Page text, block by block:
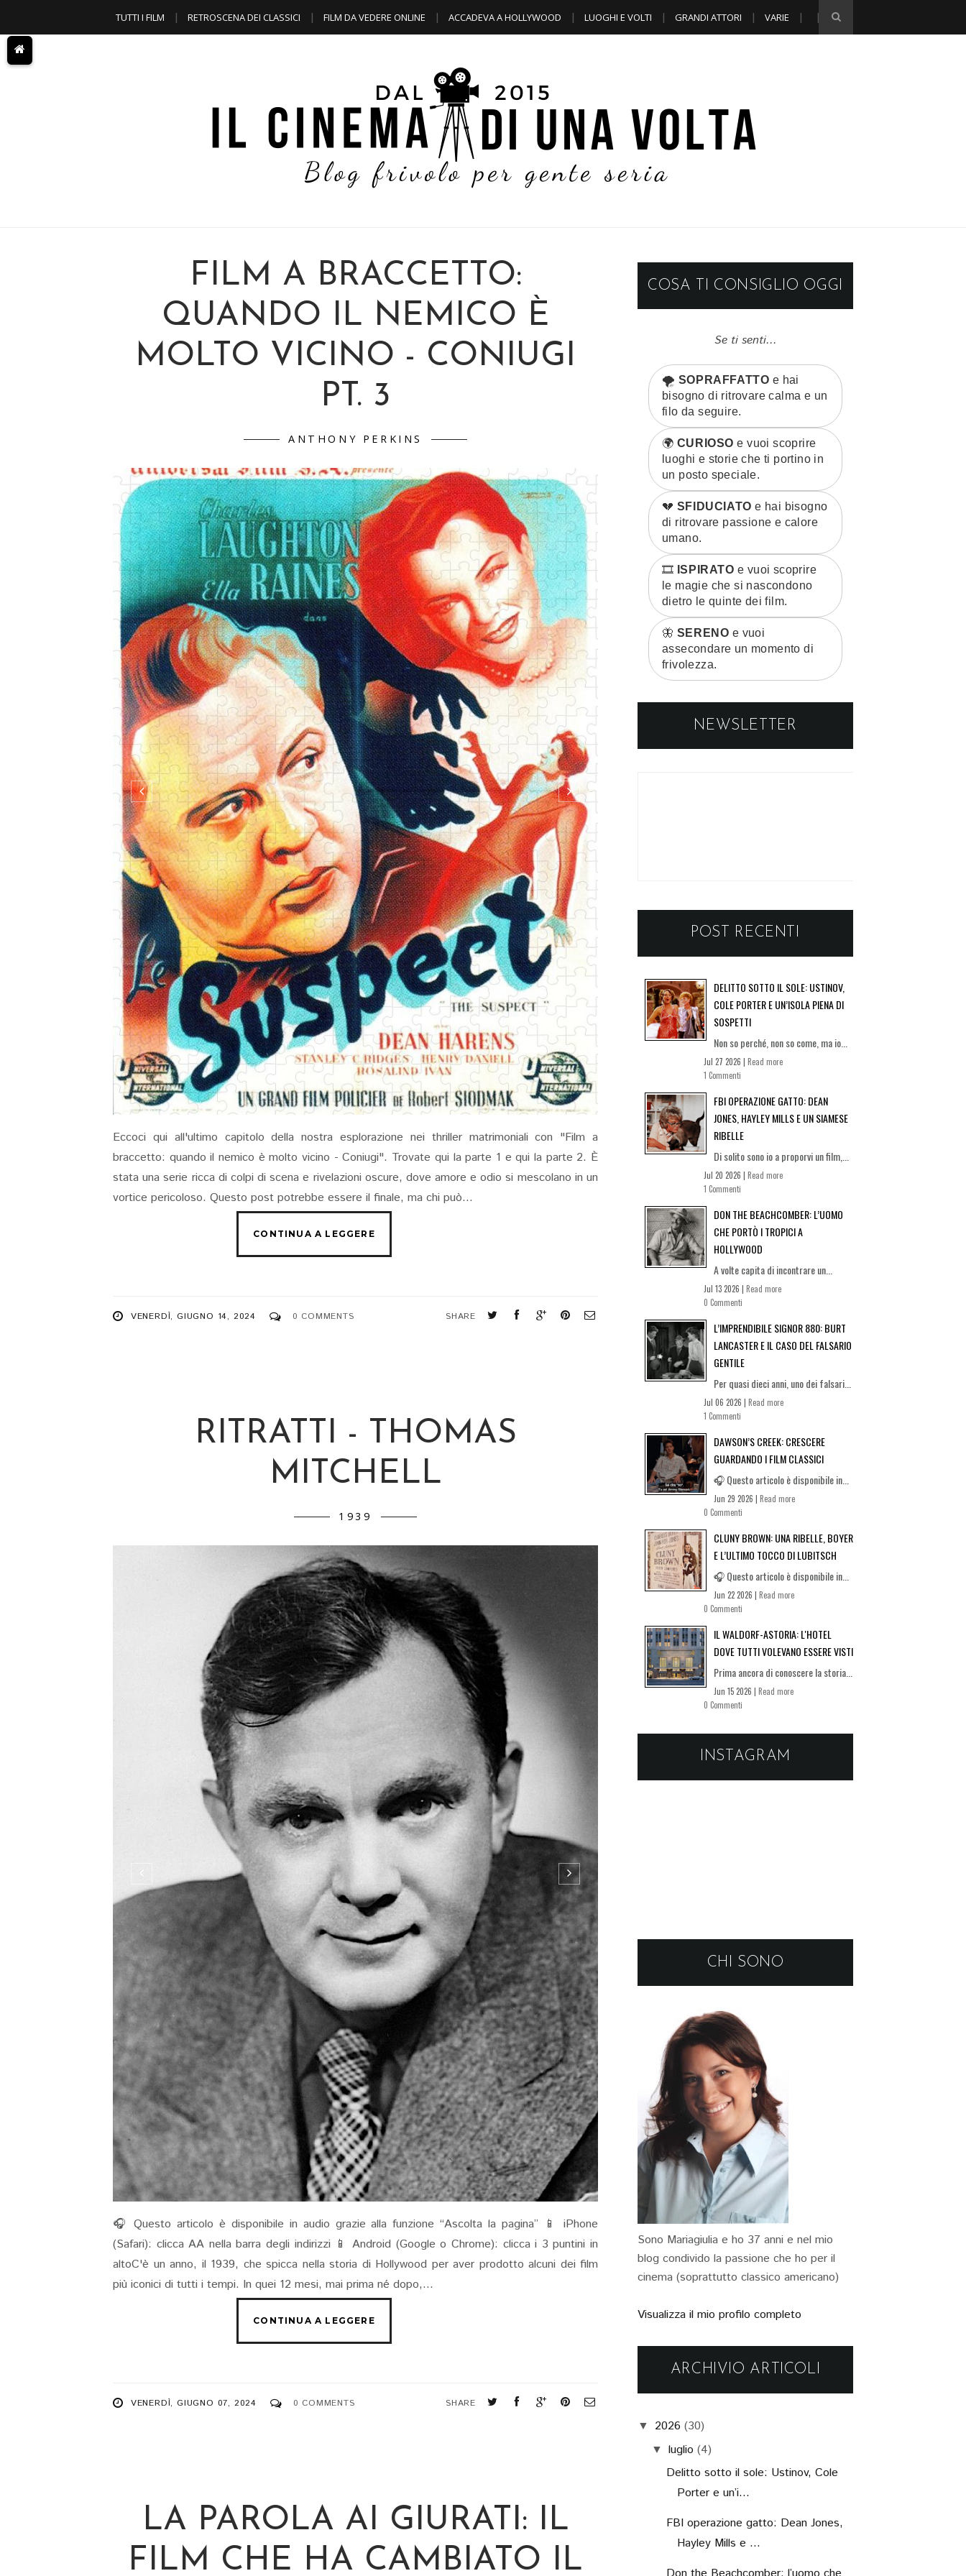
TUTTI I FILM RETROSCENA DEI CLASSICI FILM DA VEDERE ONLINE ACCADEVA A HOLLYWOOD LUOGHI E VOLTI GRANDI ATTORI VARIE
FILM A BRACCETTO:
QUANDO IL NEMICO È
MOLTO VICINO - CONIUGI
PT. 3
ANTHONY PERKINS
Eccoci qui all'ultimo capitolo della nostra esplorazione nei thriller matrimoniali con "Film a
braccetto: quando il nemico è molto vicino - Coniugi". Trovate qui la parte 1 e qui la parte 2. È
stata una serie ricca di colpi di scena e rivelazioni oscure, dove amore e odio si mescolano in un
vortice pericoloso. Questo post potrebbe essere il finale, ma chi può...
VENERDÌ, GIUGNO 14, 2024 0 COMMENTS SHARE
RITRATTI - THOMAS
MITCHELL
1939
🎧 Questo articolo è disponibile in audio grazie alla funzione “Ascolta la pagina” 📱 iPhone
(Safari): clicca AA nella barra degli indirizzi 📱 Android (Google o Chrome): clicca i 3 puntini in
altoC'è un anno, il 1939, che spicca nella storia di Hollywood per aver prodotto alcuni dei film
più iconici di tutti i tempi. In quei 12 mesi, mai prima né dopo,...
VENERDÌ, GIUGNO 07, 2024 0 COMMENTS SHARE
LA PAROLA AI GIURATI: IL
FILM CHE HA CAMBIATO IL
COSA TI CONSIGLIO OGGI
Se ti senti...
🌪️ SOPRAFFATTO e hai
bisogno di ritrovare calma e un
filo da seguire.
🌍 CURIOSO e vuoi scoprire
luoghi e storie che ti portino in
un posto speciale.
💔 SFIDUCIATO e hai bisogno
di ritrovare passione e calore
umano.
🎞️ ISPIRATO e vuoi scoprire
le magie che si nascondono
dietro le quinte dei film.
🦋 SERENO e vuoi
assecondare un momento di
frivolezza.
NEWSLETTER
POST RECENTI
DELITTO SOTTO IL SOLE: USTINOV,
COLE PORTER E UN’ISOLA PIENA DI
SOSPETTI
Non so perché, non so come, ma io...
Jul 27 2026 | Read more
1 Commenti
FBI OPERAZIONE GATTO: DEAN
JONES, HAYLEY MILLS E UN SIAMESE
RIBELLE
Di solito sono io a proporvi un film,...
Jul 20 2026 | Read more
1 Commenti
DON THE BEACHCOMBER: L’UOMO
CHE PORTÒ I TROPICI A
HOLLYWOOD
A volte capita di incontrare un...
Jul 13 2026 | Read more
0 Commenti
L’IMPRENDIBILE SIGNOR 880: BURT
LANCASTER E IL CASO DEL FALSARIO
GENTILE
Per quasi dieci anni, uno dei falsari...
Jul 06 2026 | Read more
1 Commenti
DAWSON’S CREEK: CRESCERE
GUARDANDO I FILM CLASSICI
🎧 Questo articolo è disponibile in...
Jun 29 2026 | Read more
0 Commenti
CLUNY BROWN: UNA RIBELLE, BOYER
E L’ULTIMO TOCCO DI LUBITSCH
🎧 Questo articolo è disponibile in...
Jun 22 2026 | Read more
0 Commenti
IL WALDORF-ASTORIA: L'HOTEL
DOVE TUTTI VOLEVANO ESSERE VISTI
Prima ancora di conoscere la storia...
Jun 15 2026 | Read more
0 Commenti
INSTAGRAM
CHI SONO
Sono Mariagiulia e ho 37 anni e nel mio
blog condivido la passione che ho per il
cinema (soprattutto classico americano)
Visualizza il mio profilo completo
ARCHIVIO ARTICOLI
▼ 2026 (30)
▼ luglio (4)
Delitto sotto il sole: Ustinov, Cole
Porter e un’i...
FBI operazione gatto: Dean Jones,
Hayley Mills e ...